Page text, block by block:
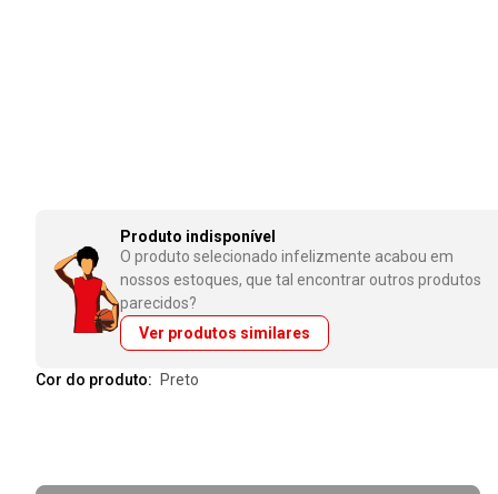
Produto indisponível
O produto selecionado infelizmente acabou em
nossos estoques, que tal encontrar outros produtos
parecidos?
Ver produtos similares
Cor do produto: preto